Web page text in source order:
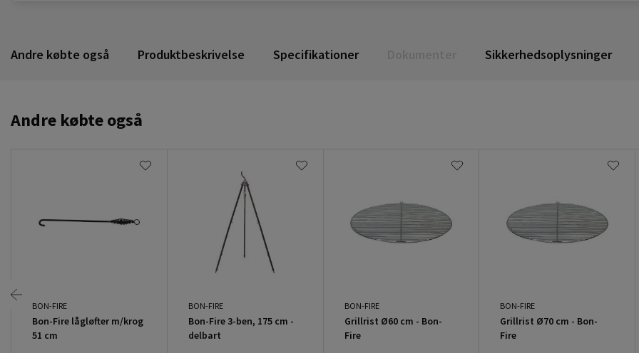
Andre købte også Produktbeskrivelse Specifikationer Sikkerhedsoplysninger
Andre købte også
BON-FIRE
Bon-Fire lågløfter m/krog
51 cm
BON-FIRE
Bon-Fire 3-ben, 175 cm -
delbart
BON-FIRE
Grillrist Ø60 cm - Bon-
Fire
BON-FIRE
Grillrist Ø70 cm - Bon-
Fire